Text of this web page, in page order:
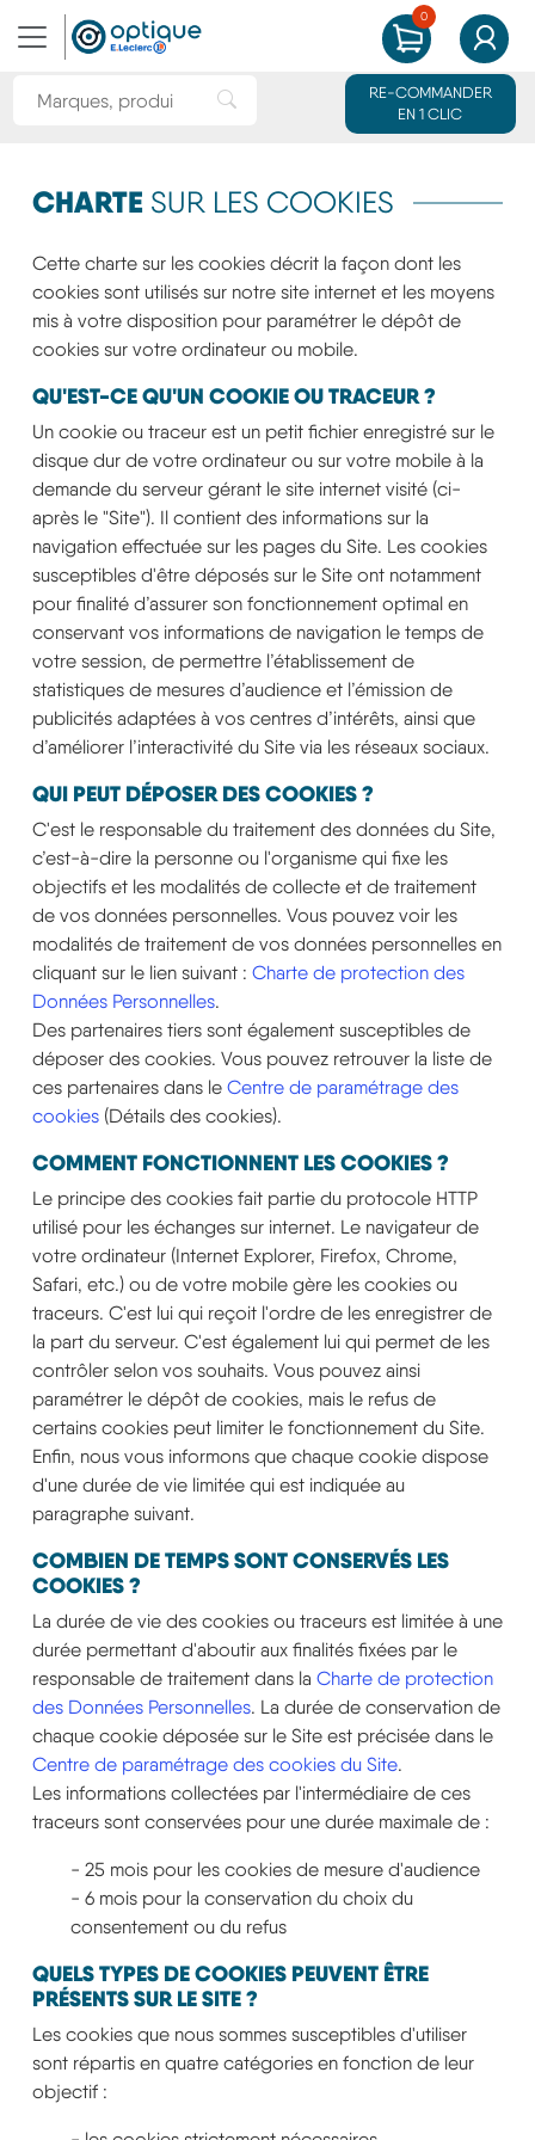
Rechercher une marque ou un produit
RE-COMMANDER
EN 1 CLIC
0
MON PANIER
CHARTE SUR LES COOKIES
Cette charte sur les cookies décrit la façon dont les
cookies sont utilisés sur notre site internet et les moyens
mis à votre disposition pour paramétrer le dépôt de
cookies sur votre ordinateur ou mobile.
QU'EST-CE QU'UN COOKIE OU TRACEUR ?
Un cookie ou traceur est un petit fichier enregistré sur le
disque dur de votre ordinateur ou sur votre mobile à la
demande du serveur gérant le site internet visité (ci-
après le "Site"). Il contient des informations sur la
navigation effectuée sur les pages du Site. Les cookies
susceptibles d'être déposés sur le Site ont notamment
pour finalité d’assurer son fonctionnement optimal en
conservant vos informations de navigation le temps de
votre session, de permettre l’établissement de
statistiques de mesures d’audience et l’émission de
publicités adaptées à vos centres d’intérêts, ainsi que
d’améliorer l’interactivité du Site via les réseaux sociaux.
QUI PEUT DÉPOSER DES COOKIES ?
C'est le responsable du traitement des données du Site,
c’est-à-dire la personne ou l'organisme qui fixe les
objectifs et les modalités de collecte et de traitement
de vos données personnelles. Vous pouvez voir les
modalités de traitement de vos données personnelles en
cliquant sur le lien suivant : Charte de protection des
Données Personnelles.
Des partenaires tiers sont également susceptibles de
déposer des cookies. Vous pouvez retrouver la liste de
ces partenaires dans le Centre de paramétrage des
cookies (Détails des cookies).
COMMENT FONCTIONNENT LES COOKIES ?
Le principe des cookies fait partie du protocole HTTP
utilisé pour les échanges sur internet. Le navigateur de
votre ordinateur (Internet Explorer, Firefox, Chrome,
Safari, etc.) ou de votre mobile gère les cookies ou
traceurs. C'est lui qui reçoit l'ordre de les enregistrer de
la part du serveur. C'est également lui qui permet de les
contrôler selon vos souhaits. Vous pouvez ainsi
paramétrer le dépôt de cookies, mais le refus de
certains cookies peut limiter le fonctionnement du Site.
Enfin, nous vous informons que chaque cookie dispose
d'une durée de vie limitée qui est indiquée au
paragraphe suivant.
COMBIEN DE TEMPS SONT CONSERVÉS LES
COOKIES ?
La durée de vie des cookies ou traceurs est limitée à une
durée permettant d'aboutir aux finalités fixées par le
responsable de traitement dans la Charte de protection
des Données Personnelles. La durée de conservation de
chaque cookie déposée sur le Site est précisée dans le
Centre de paramétrage des cookies du Site.
Les informations collectées par l'intermédiaire de ces
traceurs sont conservées pour une durée maximale de :
- 25 mois pour les cookies de mesure d'audience
- 6 mois pour la conservation du choix du
consentement ou du refus
QUELS TYPES DE COOKIES PEUVENT ÊTRE
PRÉSENTS SUR LE SITE ?
Les cookies que nous sommes susceptibles d'utiliser
sont répartis en quatre catégories en fonction de leur
objectif :